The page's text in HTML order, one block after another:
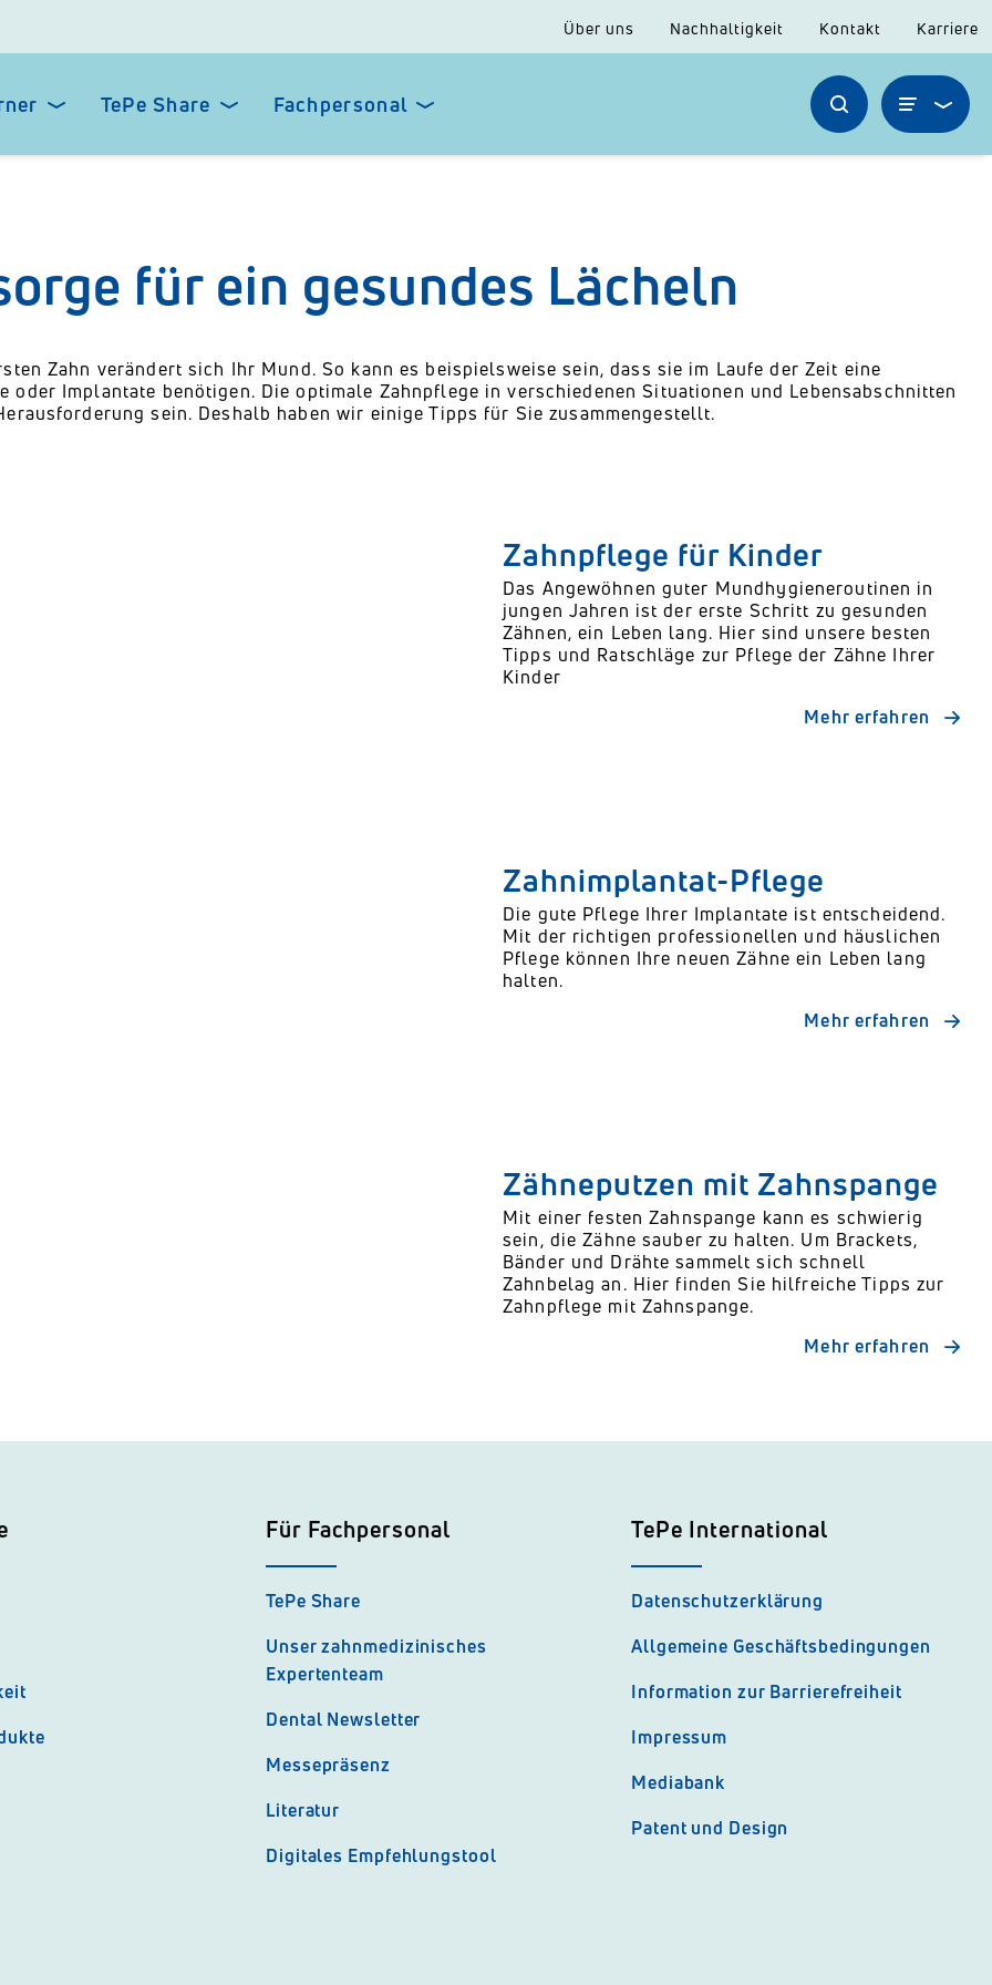
Über uns Nachhaltigkeit Kontakt Karriere
TePe Share Fachpersonal
für ein gesundes Lächeln
Zahn verändert sich Ihr Mund. So kann es beispielsweise sein, dass sie im Laufe der Zeit eine
oder Implantate benötigen. Die optimale Zahnpflege in verschiedenen Situationen und Lebensabschnitten
sein. Deshalb haben wir einige Tipps für Sie zusammengestellt.
Zahnpflege für Kinder
Das Angewöhnen guter Mundhygieneroutinen in
jungen Jahren ist der erste Schritt zu gesunden
Zähnen, ein Leben lang. Hier sind unsere besten
Tipps und Ratschläge zur Pflege der Zähne Ihrer
Kinder
Mehr erfahren
Zahnimplantat-Pflege
Die gute Pflege Ihrer Implantate ist entscheidend.
Mit der richtigen professionellen und häuslichen
Pflege können Ihre neuen Zähne ein Leben lang
halten.
Mehr erfahren
Zähneputzen mit Zahnspange
Mit einer festen Zahnspange kann es schwierig
sein, die Zähne sauber zu halten. Um Brackets,
Bänder und Drähte sammelt sich schnell
Zahnbelag an. Hier finden Sie hilfreiche Tipps zur
Zahnpflege mit Zahnspange.
Mehr erfahren
Für Fachpersonal
TePe Share
Unser zahnmedizinisches
Expertenteam
Dental Newsletter
Messepräsenz
Literatur
Digitales Empfehlungstool
TePe International
Datenschutzerklärung
Allgemeine Geschäftsbedingungen
Information zur Barrierefreiheit
Impressum
Mediabank
Patent und Design